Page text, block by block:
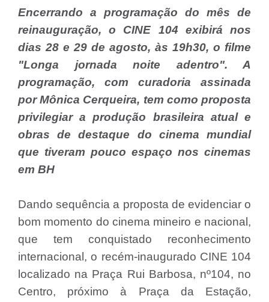
Encerrando a programação do mês de
reinauguração, o CINE 104 exibirá nos
dias 28 e 29 de agosto, às 19h30, o filme
"Longa jornada noite adentro". A
programação, com curadoria assinada
por Mônica Cerqueira, tem como proposta
privilegiar a produção brasileira atual e
obras de destaque do cinema mundial
que tiveram pouco espaço nos cinemas
em BH
Dando sequência a proposta de evidenciar o
bom momento do cinema mineiro e nacional,
que tem conquistado reconhecimento
internacional, o recém-inaugurado CINE 104
localizado na Praça Rui Barbosa, nº104, no
Centro, próximo à Praça da Estação,